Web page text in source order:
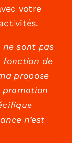
votre
sont pas
fonction de
propose
promotion
n’est